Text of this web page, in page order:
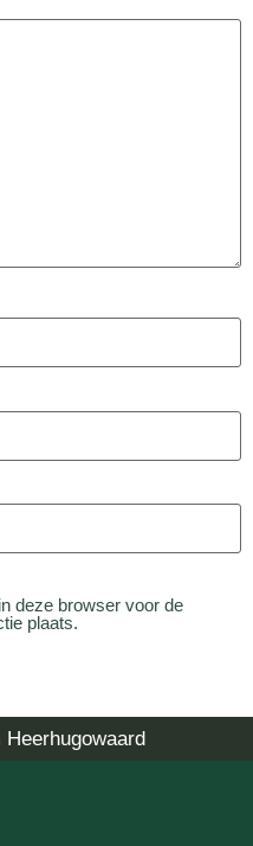
deze browser voor de
plaats.